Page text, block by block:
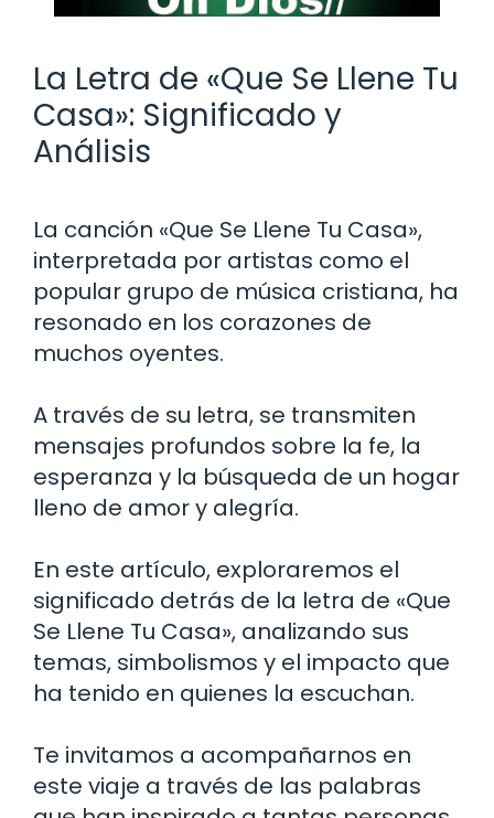
La Letra de «Que Se Llene Tu
Casa»: Significado y
Análisis
La canción «Que Se Llene Tu Casa»,
interpretada por artistas como el
popular grupo de música cristiana, ha
resonado en los corazones de
muchos oyentes.
A través de su letra, se transmiten
mensajes profundos sobre la fe, la
esperanza y la búsqueda de un hogar
lleno de amor y alegría.
En este artículo, exploraremos el
significado detrás de la letra de «Que
Se Llene Tu Casa», analizando sus
temas, simbolismos y el impacto que
ha tenido en quienes la escuchan.
Te invitamos a acompañarnos en
este viaje a través de las palabras